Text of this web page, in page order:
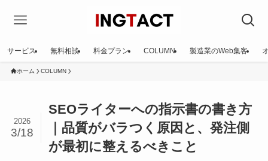
サービス 無料相談 料金プラン COLUMN 製造業のWeb集客
ホーム COLUMN
SEOライターへの指示書の書き方
｜品質がバラつく原因と、発注側
が最初に整えるべきこと
2026
3/18